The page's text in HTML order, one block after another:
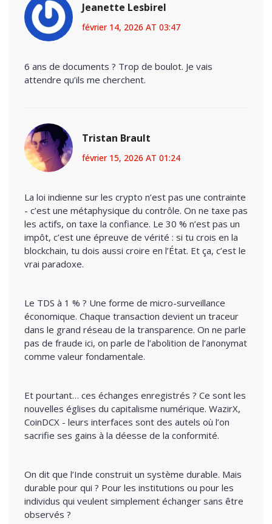
Jeanette Lesbirel
février 14, 2026 AT 03:47
6 ans de documents ? Trop de boulot. Je vais
attendre qu’ils me cherchent.
Tristan Brault
février 15, 2026 AT 01:24
La loi indienne sur les crypto n’est pas une contrainte
- c’est une métaphysique du contrôle. On ne taxe pas
les actifs, on taxe la confiance. Le 30 % n’est pas un
impôt, c’est une épreuve de vérité : si tu crois en la
blockchain, tu dois aussi croire en l’État. Et ça, c’est le
vrai paradoxe.
Le TDS à 1 % ? Une forme de micro-surveillance
économique. Chaque transaction devient un traceur
dans le grand réseau de la transparence. On ne parle
pas de fraude ici, on parle de l’abolition de l’anonymat
comme valeur fondamentale.
Et pourtant… ces échanges enregistrés ? Ce sont les
nouvelles églises du capitalisme numérique. WazirX,
CoinDCX - leurs interfaces sont des autels où l’on
sacrifie ses gains à la déesse de la conformité.
On dit que l’Inde construit un système durable. Mais
durable pour qui ? Pour les institutions ou pour les
individus qui veulent simplement échanger sans être
observés ?